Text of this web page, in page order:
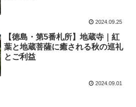
2024.09.25
【徳島・第5番札所】地蔵寺｜紅
葉と地蔵菩薩に癒される秋の巡礼
とご利益
2024.09.01